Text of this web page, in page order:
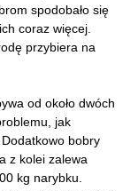
spodobało się
coraz więcej.
przybiera na
od około dwóch
jak
bobry
z kolei zalewa
kg narybku.